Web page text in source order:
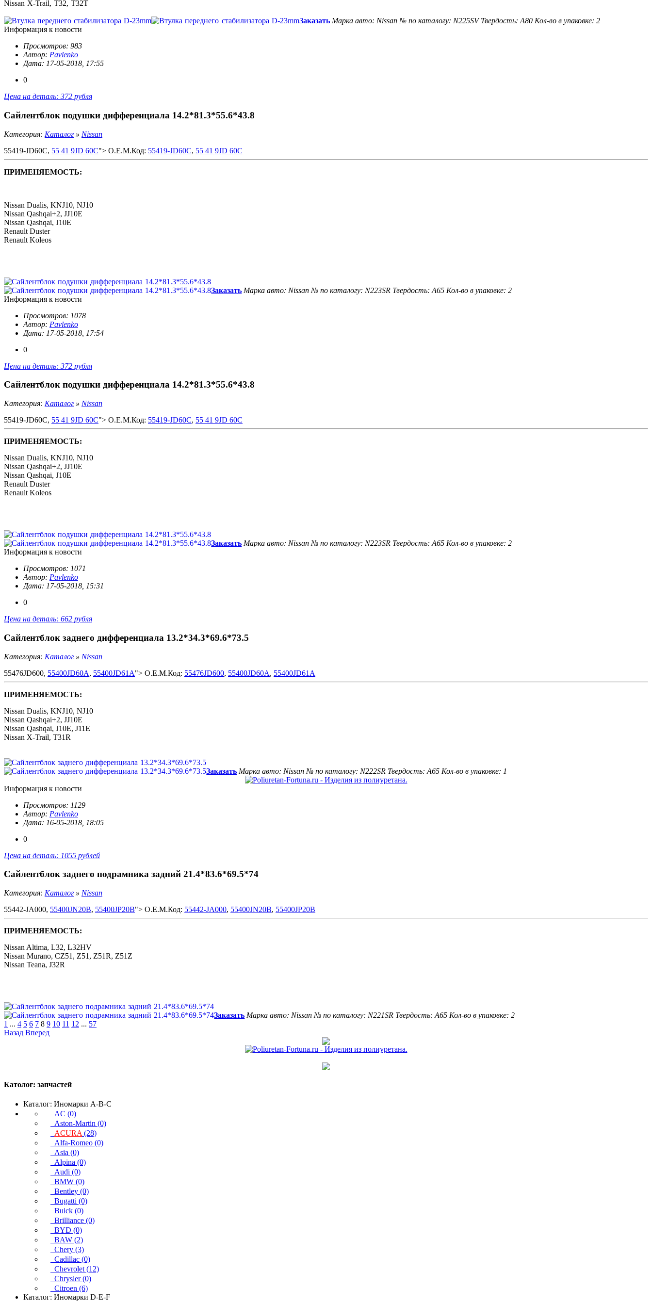
Nissan X-Trail, T32, T32T
Заказать Марка авто: Nissan № по каталогу: N225SV Твердость: A80 Кол-во в упаковке: 2
Информация к новости
Просмотров: 983
Автор: Pavlenko
Дата: 17-05-2018, 17:55
0
Цена на деталь: 372 рубля
Сайлентблок подушки дифференциала 14.2*81.3*55.6*43.8
Категория: Каталог » Nissan
55419-JD60C, 55 41 9JD 60C"> O.E.M.Код: 55419-JD60C, 55 41 9JD 60C
ПРИМЕНЯЕМОСТЬ:
Nissan Dualis, KNJ10, NJ10
Nissan Qashqai+2, JJ10E
Nissan Qashqai, J10E
Renault Duster
Renault Koleos
Заказать Марка авто: Nissan № по каталогу: N223SR Твердость: A65 Кол-во в упаковке: 2
Информация к новости
Просмотров: 1078
Автор: Pavlenko
Дата: 17-05-2018, 17:54
0
Цена на деталь: 372 рубля
Сайлентблок подушки дифференциала 14.2*81.3*55.6*43.8
Категория: Каталог » Nissan
55419-JD60C, 55 41 9JD 60C"> O.E.M.Код: 55419-JD60C, 55 41 9JD 60C
ПРИМЕНЯЕМОСТЬ:
Nissan Dualis, KNJ10, NJ10
Nissan Qashqai+2, JJ10E
Nissan Qashqai, J10E
Renault Duster
Renault Koleos
Заказать Марка авто: Nissan № по каталогу: N223SR Твердость: A65 Кол-во в упаковке: 2
Информация к новости
Просмотров: 1071
Автор: Pavlenko
Дата: 17-05-2018, 15:31
0
Цена на деталь: 662 рубля
Сайлентблок заднего дифференциала 13.2*34.3*69.6*73.5
Категория: Каталог » Nissan
55476JD600, 55400JD60A, 55400JD61A"> O.E.M.Код: 55476JD600, 55400JD60A, 55400JD61A
ПРИМЕНЯЕМОСТЬ:
Nissan Dualis, KNJ10, NJ10
Nissan Qashqai+2, JJ10E
Nissan Qashqai, J10E, J11E
Nissan X-Trail, T31R
Заказать Марка авто: Nissan № по каталогу: N222SR Твердость: A65 Кол-во в упаковке: 1
Информация к новости
Просмотров: 1129
Автор: Pavlenko
Дата: 16-05-2018, 18:05
0
Цена на деталь: 1055 рублей
Сайлентблок заднего подрамника задний 21.4*83.6*69.5*74
Категория: Каталог » Nissan
55442-JA000, 55400JN20B, 55400JP20B"> O.E.M.Код: 55442-JA000, 55400JN20B, 55400JP20B
ПРИМЕНЯЕМОСТЬ:
Nissan Altima, L32, L32HV
Nissan Murano, CZ51, Z51, Z51R, Z51Z
Nissan Teana, J32R
Заказать Марка авто: Nissan № по каталогу: N221SR Твердость: A65 Кол-во в упаковке: 2
1 ... 4 5 6 7 8 9 10 11 12 ... 57
Назад Вперед
Католог: запчастей
Каталог: Иномарки A-B-C
AC (0)
Aston-Martin (0)
ACURA (28)
Alfa-Romeo (0)
Asia (0)
Alpina (0)
Audi (0)
BMW (0)
Bentley (0)
Bugatti (0)
Buick (0)
Brilliance (0)
BYD (0)
BAW (2)
Chery (3)
Cadillac (0)
Chevrolet (12)
Chrysler (0)
Citroen (6)
Каталог: Иномарки D-E-F